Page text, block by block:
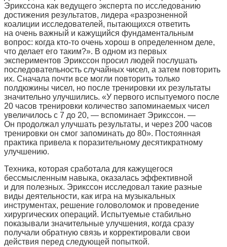
Эрикссона как ведущего эксперта по исследованию
достижения результатов, лидера «разрозненной
коалиции исследователей, пытающихся ответить
на очень важный и кажущийся фундаментальным
вопрос: когда кто-то очень хорош в определенном деле,
что делает его таким?». В одном из первых
экспериментов Эрикссон просил людей послушать
последовательность случайных чисел, а затем повторить
их. Сначала почти все могли повторить только
полдюжины чисел, но после тренировки их результаты
значительно улучшились. «У первого испытуемого после
20 часов тренировки количество запоминаемых чисел
увеличилось с 7 до 20, — вспоминает Эрикссон. —
Он продолжал улучшать результаты, и через 200 часов
тренировки он смог запоминать до 80». Постоянная
практика привела к поразительному десятикратному
улучшению.
Техника, которая сработала для кажущегося
бессмысленным навыка, оказалась эффективной
и для полезных. Эрикссон исследовал такие разные
виды деятельности, как игра на музыкальных
инструментах, решение головоломок и проведение
хирургических операций. Испытуемые стабильно
показывали значительные улучшения, когда сразу
получали обратную связь и корректировали свои
действия перед следующей попыткой.